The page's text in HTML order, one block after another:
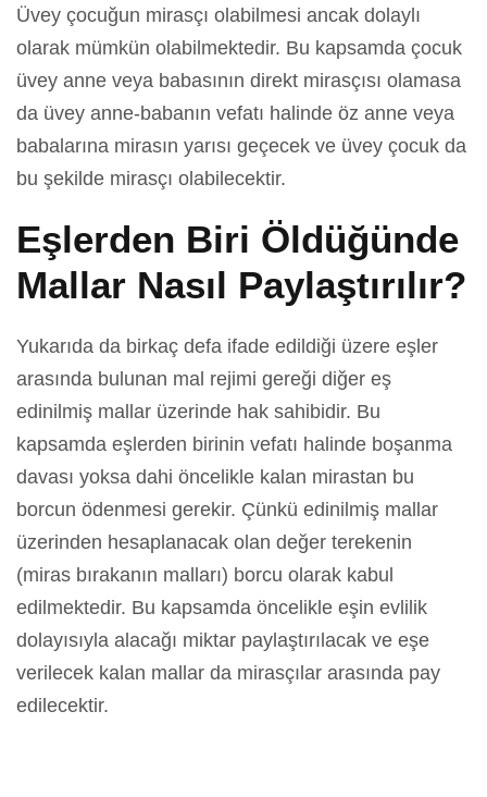
Üvey çocuğun mirasçı olabilmesi ancak dolaylı
olarak mümkün olabilmektedir. Bu kapsamda çocuk
üvey anne veya babasının direkt mirasçısı olamasa
da üvey anne-babanın vefatı halinde öz anne veya
babalarına mirasın yarısı geçecek ve üvey çocuk da
bu şekilde mirasçı olabilecektir.
Eşlerden Biri Öldüğünde
Mallar Nasıl Paylaştırılır?
Yukarıda da birkaç defa ifade edildiği üzere eşler
arasında bulunan mal rejimi gereği diğer eş
edinilmiş mallar üzerinde hak sahibidir. Bu
kapsamda eşlerden birinin vefatı halinde boşanma
davası yoksa dahi öncelikle kalan mirastan bu
borcun ödenmesi gerekir. Çünkü edinilmiş mallar
üzerinden hesaplanacak olan değer terekenin
(miras bırakanın malları) borcu olarak kabul
edilmektedir. Bu kapsamda öncelikle eşin evlilik
dolayısıyla alacağı miktar paylaştırılacak ve eşe
verilecek kalan mallar da mirasçılar arasında pay
edilecektir.